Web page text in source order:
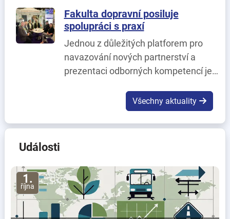
SmartSupport AI – Inteligentní řešení
pro moderní L1 a L2 IT podporu.
Fakulta dopravní posiluje
spolupráci s praxí
Jednou z důležitých platforem pro
navazování nových partnerství a
prezentaci odborných kompetencí je
MeetUp, který se konal dnech 2. – 4.
Všechny aktuality
Události
1.
října